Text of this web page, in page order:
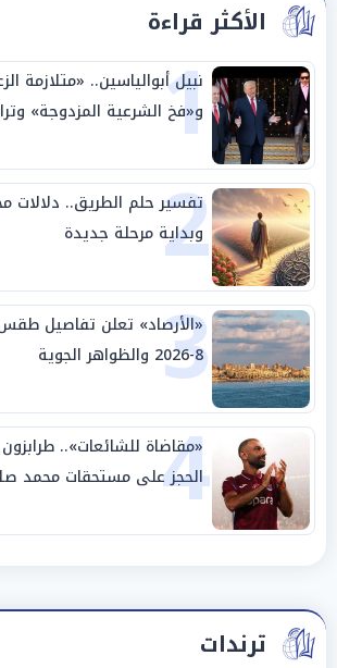
الأكثر قراءة
1
نبيل أبوالياسين.. «متلازمة
و«فخ الشرعية المزدوجة»
وحليفه في «ميتم استراتيجي»
2
تفسير حلم الطريق.. دلالات
وبداية مرحلة جديدة
3
8-2026 والظواهر الجوية
4
«مقاضاة للشائعات»..
الحجز على مستحقات محمد
ترندات